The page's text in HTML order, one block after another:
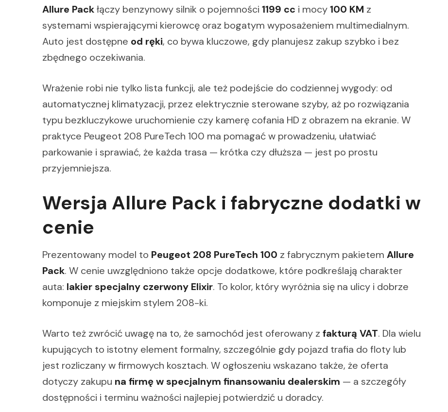
Allure Packłączy benzynowy silnik o pojemności 1199 cc i mocy100 KM z
systemami wspierającymi kierowcę oraz bogatym wyposażeniem multimedialnym.
Auto jest dostępne od ręki, co bywa kluczowe, gdy planujesz zakup szybko i bez
zbędnego oczekiwania.
Wrażenie robi nie tylko lista funkcji, ale też podejście do codziennej wygody: od
automatycznej klimatyzacji, przez elektrycznie sterowane szyby, aż po rozwiązania
typu bezkluczykowe uruchomienie czy kamerę cofania HD z obrazem na ekranie. W
praktyce Peugeot 208 PureTech 100 ma pomagać w prowadzeniu, ułatwiać
parkowanie i sprawiać, że każda trasa — krótka czy dłuższa — jest po prostu
przyjemniejsza.
Wersja Allure Pack i fabryczne dodatki w
cenie
Prezentowany model to Peugeot 208 PureTech 100 z fabrycznym pakietem Allure
Pack. W cenie uwzględniono także opcje dodatkowe, które podkreślają charakter
auta: lakier specjalny czerwony Elixir. To kolor, który wyróżnia się na ulicy i dobrze
komponuje z miejskim stylem 208-ki.
Warto też zwrócić uwagę na to, że samochód jest oferowany z fakturą VAT. Dla wielu
kupujących to istotny element formalny, szczególnie gdy pojazd trafia do floty lub
jest rozliczany w firmowych kosztach. W ogłoszeniu wskazano także, że oferta
dotyczy zakupu na firmę w specjalnym finansowaniu dealerskim — a szczegóły
dostępności i terminu ważności najlepiej potwierdzić u doradcy.